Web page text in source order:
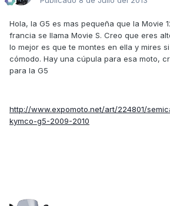
Hola, la G5 es mas pequeña que la Movie
francia se llama Movie S. Creo que eres
lo mejor es que te montes en ella y mires
cómodo. Hay una cúpula para esa moto,
para la G5
http://www.expomoto.net/art/224801/
kymco-g5-2009-2010